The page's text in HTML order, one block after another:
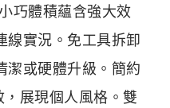
巧體積蘊含強大效
線實況。免工具拆卸
潔或硬體升級。簡約
展現個人風格。雙